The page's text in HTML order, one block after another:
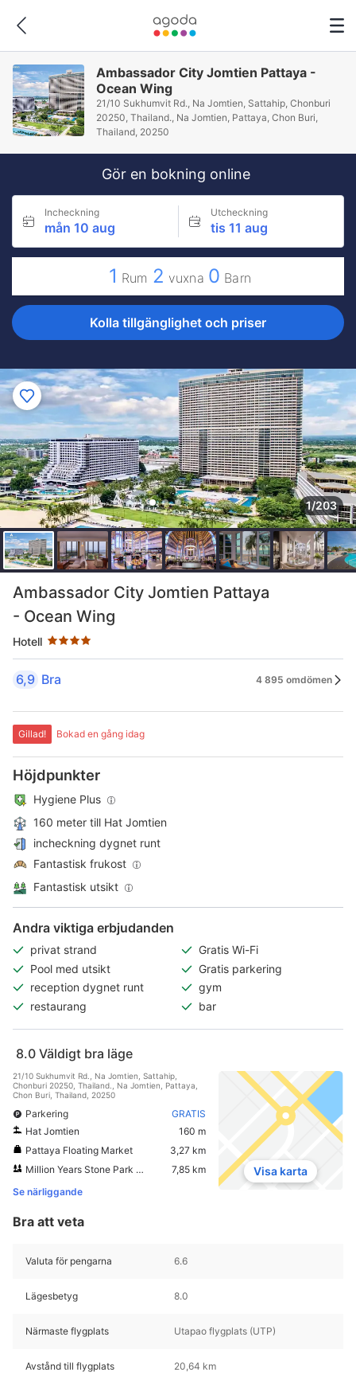
Ambassador City Jomtien Pattaya -
Ocean Wing
21/10 Sukhumvit Rd., Na Jomtien, Sattahip, Chonburi
20250, Thailand., Na Jomtien, Pattaya, Chon Buri,
Thailand, 20250
Gör en bokning online
Incheckning
mån 10 aug
Utcheckning
tis 11 aug
1 Rum 2 vuxna 0 Barn
Kolla tillgänglighet och priser
1/203
Ambassador City Jomtien Pattaya
- Ocean Wing
Hotell
Stjärnklassificering: 4 stjärnor
6,9 Bra 4 895 omdömen
Gillad! Bokad en gång idag
Höjdpunkter
Hygiene Plus
160 meter till Hat Jomtien
incheckning dygnet runt
Fantastisk frukost
Fantastisk utsikt
Andra viktiga erbjudanden
privat strand
Gratis Wi-Fi
Pool med utsikt
Gratis parkering
reception dygnet runt
gym
restaurang
bar
8.0 Väldigt bra läge
21/10 Sukhumvit Rd., Na Jomtien, Sattahip,
Chonburi 20250, Thailand., Na Jomtien, Pattaya,
Chon Buri, Thailand, 20250
Parkering
GRATIS
Hat Jomtien
160 m
Pattaya Floating Market
3,27 km
Million Years Stone Park & Pattaya Crocodile Farm
7,85 km
Se närliggande
Visa karta
Bra att veta
Valuta för pengarna 6.6
Lägesbetyg 8.0
Närmaste flygplats Utapao flygplats (UTP)
Avstånd till flygplats 20,64 km